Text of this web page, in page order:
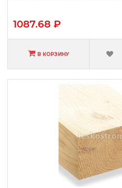
1087.68 ₽
В КОРЗИНУ